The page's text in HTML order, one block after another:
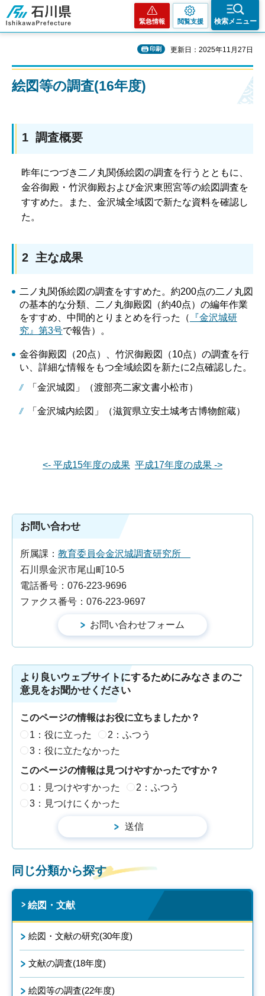
石川県
緊急情報 閲覧支援 検索メニュー
印刷 更新日：2025年11月27日
絵図等の調査(16年度)
1 調査概要
昨年につづき二ノ丸関係絵図の調査を行うとともに、
金谷御殿・竹沢御殿および金沢東照宮等の絵図調査を
すすめた。また、金沢城全域図で新たな資料を確認し
た。
2 主な成果
二ノ丸関係絵図の調査をすすめた。約200点の二ノ丸図
の基本的な分類、二ノ丸御殿図（約40点）の編年作業
をすすめ、中間的とりまとめを行った（
『金沢城研
究』第3号で報告）。
金谷御殿図（20点）、竹沢御殿図（10点）の調査を行
い、詳細な情報をもつ全域絵図を新たに2点確認した。
「金沢城図」（渡部亮二家文書小松市）
「金沢城内絵図」（滋賀県立安土城考古博物館蔵）
<- 平成15年度の成果 平成17年度の成果 ->
お問い合わせ
所属課： 教育委員会金沢城調査研究所
石川県金沢市尾山町10-5
電話番号：076-223-9696
ファクス番号：076-223-9697
より良いウェブサイトにするためにみなさまのご
意見をお聞かせください
このページの情報はお役に立ちましたか？
1：役に立った
2：ふつう
3：役に立たなかった
このページの情報は見つけやすかったですか？
1：見つけやすかった
2：ふつう
3：見つけにくかった
同じ分類から探す
絵図・文献
絵図・文献の研究(30年度)
文献の調査(18年度)
絵図等の調査(22年度)